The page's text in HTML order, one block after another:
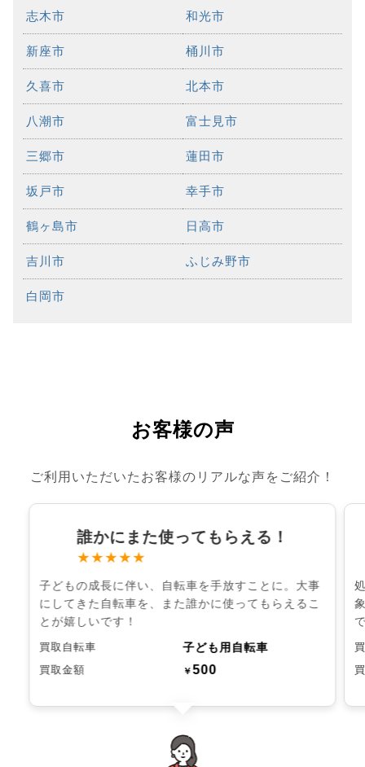
志木市 和光市
新座市 桶川市
久喜市 北本市
八潮市 富士見市
三郷市 蓮田市
坂戸市 幸手市
鶴ヶ島市 日高市
吉川市 ふじみ野市
白岡市
お客様の声
ご利用いただいたお客様のリアルな声をご紹介！
誰かにまた使ってもらえる！
★★★★★
子どもの成長に伴い、自転車を手放すことに。大事
にしてきた自転車を、また誰かに使ってもらえるこ
とが嬉しいです！
買取自転車 子ども用自転車
買取金額 ￥500
chevron_left chevron_right